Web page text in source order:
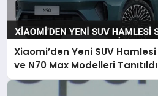
Xiaomi’den Yeni SUV
ve N70 Max Modelleri Tanıtıldı